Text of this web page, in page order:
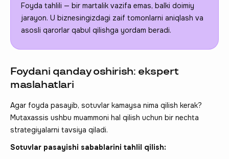
Foyda tahlili — bir martalik vazifa emas, balki doimiy
jarayon. U biznesingizdagi zaif tomonlarni aniqlash va
asosli qarorlar qabul qilishga yordam beradi.
Foydani qanday oshirish: ekspert
maslahatlari
Agar foyda pasayib, sotuvlar kamaysa nima qilish kerak?
Mutaxassis ushbu muammoni hal qilish uchun bir nechta
strategiyalarni tavsiya qiladi.
Sotuvlar pasayishi sabablarini tahlil qilish: